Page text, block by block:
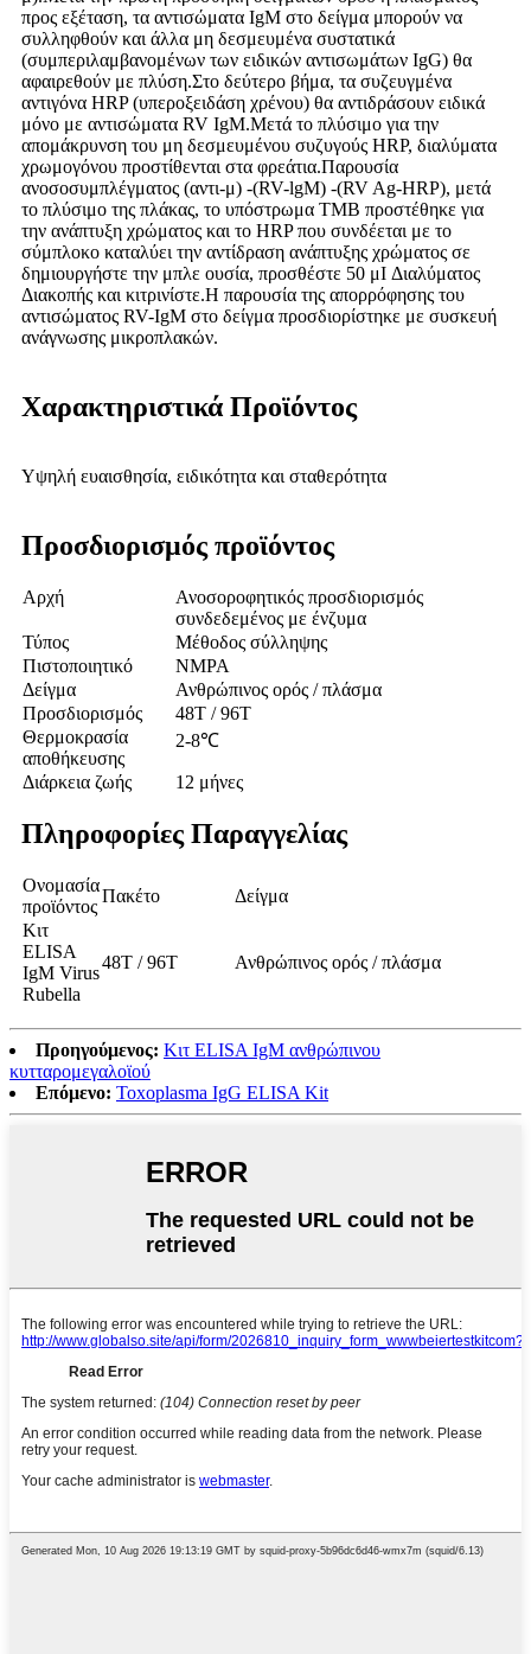
προς εξέταση, τα αντισώματα IgM στο δείγμα μπορούν να
συλληφθούν και άλλα μη δεσμευμένα συστατικά
(συμπεριλαμβανομένων των ειδικών αντισωμάτων IgG) θα
αφαιρεθούν με πλύση.Στο δεύτερο βήμα, τα συζευγμένα
αντιγόνα HRP (υπεροξειδάση χρένου) θα αντιδράσουν ειδικά
μόνο με αντισώματα RV IgM.Μετά το πλύσιμο για την
απομάκρυνση του μη δεσμευμένου συζυγούς HRP, διαλύματα
χρωμογόνου προστίθενται στα φρεάτια.Παρουσία
ανοσοσυμπλέγματος (αντι-μ) -(RV-lgM) -(RV Ag-HRP), μετά
το πλύσιμο της πλάκας, το υπόστρωμα TMB προστέθηκε για
την ανάπτυξη χρώματος και το HRP που συνδέεται με το
σύμπλοκο καταλύει την αντίδραση ανάπτυξης χρώματος σε
δημιουργήστε την μπλε ουσία, προσθέστε 50 μI Διαλύματος
Διακοπής και κιτρινίστε.Η παρουσία της απορρόφησης του
αντισώματος RV-IgM στο δείγμα προσδιορίστηκε με συσκευή
ανάγνωσης μικροπλακών.
Χαρακτηριστικά Προϊόντος
Υψηλή ευαισθησία, ειδικότητα και σταθερότητα
Προσδιορισμός προϊόντος
Αρχή
Ανοσοροφητικός προσδιορισμός
συνδεδεμένος με ένζυμα
Τύπος
Μέθοδος σύλληψης
Πιστοποιητικό
NMPA
Δείγμα
Ανθρώπινος ορός / πλάσμα
Προσδιορισμός
48Τ / 96Τ
Θερμοκρασία
αποθήκευσης
2-8℃
Διάρκεια ζωής 12 μήνες
Πληροφορίες Παραγγελίας
Ονομασία
προϊόντος
Πακέτο
Δείγμα
Κιτ
ELISA
IgM Virus
Rubella
48Τ / 96Τ Ανθρώπινος ορός / πλάσμα
Προηγούμενος: Κιτ ELISA IgM ανθρώπινου
κυτταρομεγαλοϊού
Επόμενο: Toxoplasma IgG ELISA Kit